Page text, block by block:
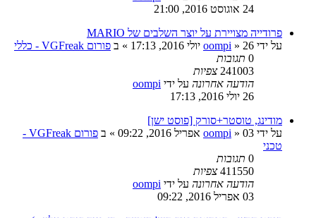
24 אוגוסט 2016, 21:00
פרודייה מצויירת על יוצר השלבים של MARIO
על ידי
oompi » 26 יולי 2016, 17:13 » ב פורום VGFreak - כללי
0 תגובות
241003 צפיות
הודעה אחרונה על ידי oompi
26 יולי 2016, 17:13
מודינג, טוסטר+סורק [פוסט ישן]
על ידי
oompi » 03 אפריל 2016, 09:22 » ב
פורום VGFreak -
טכני
0 תגובות
411550 צפיות
הודעה אחרונה על ידי oompi
03 אפריל 2016, 09:22